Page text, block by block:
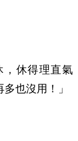
，休得理直氣
也沒用！」